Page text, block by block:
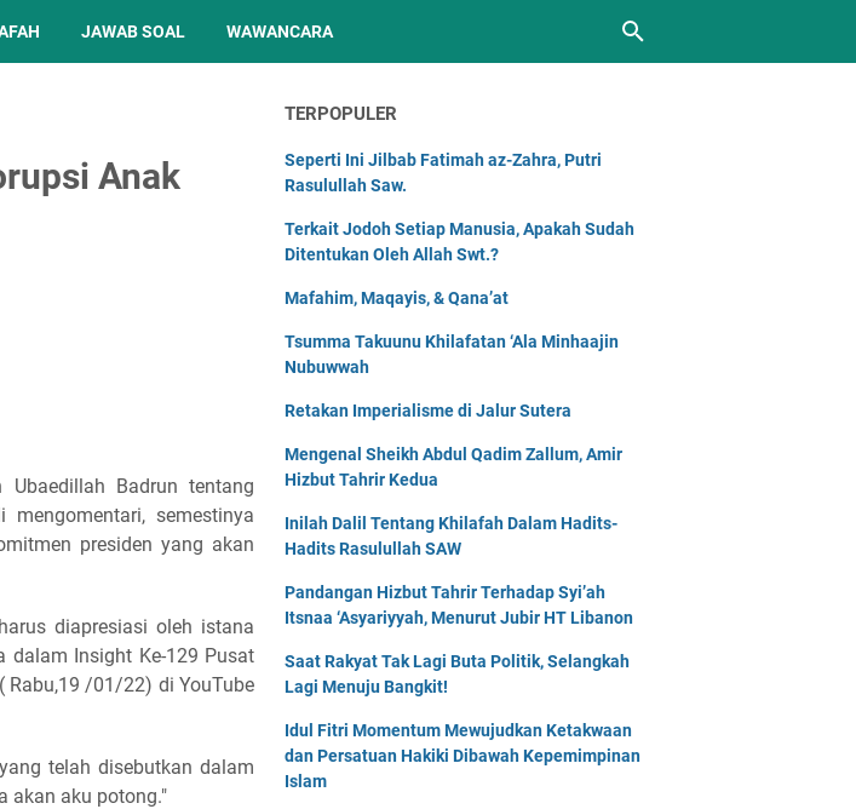
JAWAB SOAL WAWANCARA
Anak
Badrun tentang
semestinya
presiden yang akan
diapresiasi oleh istana
dalam Insight Ke-129 Pusat
Rabu,19 /01/22) di YouTube
telah disebutkan dalam
akan aku potong."
TERPOPULER
Seperti Ini Jilbab Fatimah az-Zahra, Putri
Rasulullah Saw.
Terkait Jodoh Setiap Manusia, Apakah Sudah
Ditentukan Oleh Allah Swt.?
Mafahim, Maqayis, & Qana’at
Tsumma Takuunu Khilafatan ‘Ala Minhaajin
Nubuwwah
Retakan Imperialisme di Jalur Sutera
Mengenal Sheikh Abdul Qadim Zallum, Amir
Hizbut Tahrir Kedua
Inilah Dalil Tentang Khilafah Dalam Hadits-
Hadits Rasulullah SAW
Pandangan Hizbut Tahrir Terhadap Syi’ah
Itsnaa ‘Asyariyyah, Menurut Jubir HT Libanon
Saat Rakyat Tak Lagi Buta Politik, Selangkah
Lagi Menuju Bangkit!
Idul Fitri Momentum Mewujudkan Ketakwaan
dan Persatuan Hakiki Dibawah Kepemimpinan
Islam